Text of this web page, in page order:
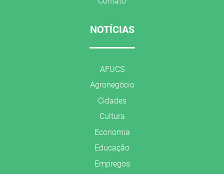
NOTÍCIAS
AFUCS
Agronegócio
Cidades
Cultura
Economia
Educação
Empregos